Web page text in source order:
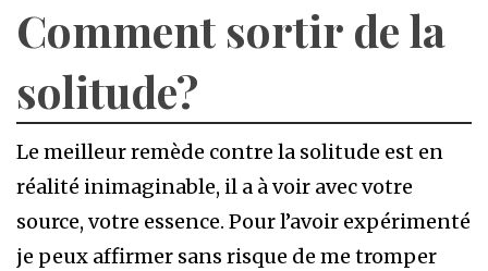
Comment sortir de la
solitude?
Le meilleur remède contre la solitude est en
réalité inimaginable, il a à voir avec votre
source, votre essence. Pour l’avoir expérimenté
je peux affirmer sans risque de me tromper